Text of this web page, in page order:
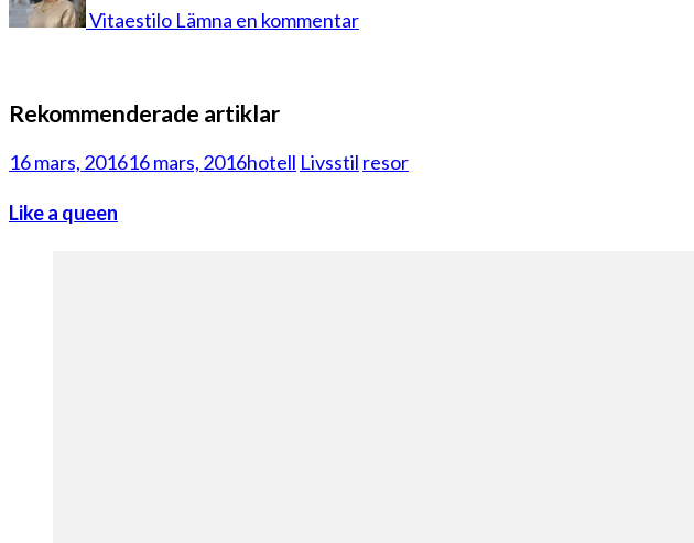
Vitaestilo Lämna en kommentar
Rekommenderade artiklar
16 mars, 201616 mars, 2016hotell Livsstil resor
Like a queen